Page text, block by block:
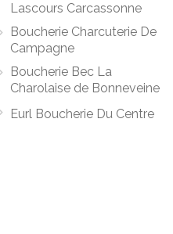
Lascours Carcassonne
Boucherie Charcuterie De
Campagne
Boucherie Bec La
Charolaise de Bonneveine
Eurl Boucherie Du Centre